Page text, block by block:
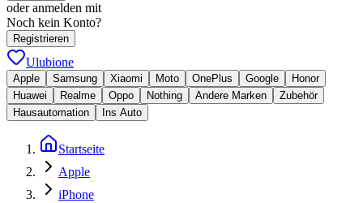
oder anmelden mit
Noch kein Konto?
Registrieren
Ulubione
Apple Samsung Xiaomi Moto OnePlus Google
Honor
Huawei
Realme Oppo Nothing Andere Marken
Zubehör
Hausautomation
Ins Auto
Startseite
Apple
iPhone